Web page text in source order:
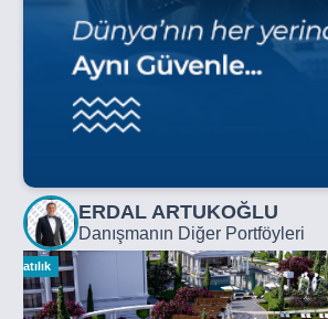
ERDAL ARTUKOĞLU
Danışmanın Diğer Portföyleri
Satılık